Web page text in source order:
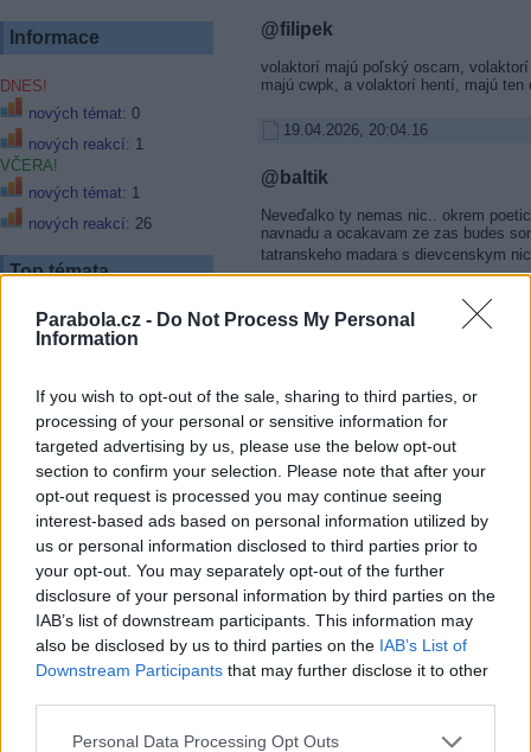
Parabola.cz - Do Not Process My Personal
Information
If you wish to opt-out of the sale, sharing to third parties, or
processing of your personal or sensitive information for
targeted advertising by us, please use the below opt-out
section to confirm your selection. Please note that after your
opt-out request is processed you may continue seeing
interest-based ads based on personal information utilized by
us or personal information disclosed to third parties prior to
your opt-out. You may separately opt-out of the further
disclosure of your personal information by third parties on the
IAB’s list of downstream participants. This information may
also be disclosed by us to third parties on the IAB’s List of
Downstream Participants that may further disclose it to other
Personal Data Processing Opt Outs
Informace
DNES!
nových témat: 0
nových reakcí: 1
VČERA!
nových témat: 1
nových reakcí: 26
Top témata
LM v novej sezóne
Prima sport
Stabilizace zásuvky 230 V
Kde robím chybu? alebo
skôr mi to nejde do hlavy
Magio 300e faktúra za 1m
Monoblok quad + 3
prijímače = rozpad obrazu
Top reakce
zakaznikom
Český fotbal v tv
@filipek
volaktorí majú poľský oscam,
majú cwpk, a volaktorí hentí, majú ten
19.04.2026, 20:04.16
@baltik
Neveďalko ty nemas nic.. okrem
navnadu a ocakavam ze zas budes
tatranskeho madara s dievcenskym
Nejnovější reakce jsou na
30
Zpět na hlavní stránku diskusního